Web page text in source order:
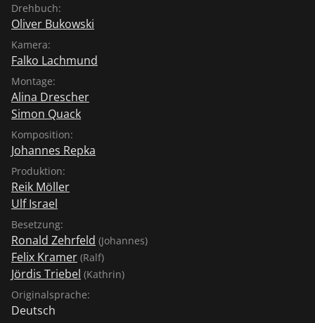
Drehbuch:
Oliver Bukowski
Kamera:
Falko Lachmund
Montage:
Alina Drescher
Simon Quack
Komposition:
Johannes Repka
Produktion:
Reik Möller
Ulf Israel
Besetzung:
Ronald Zehrfeld (Johannes)
Felix Kramer (Ralf)
Jördis Triebel (Kathrin)
Originalsprache:
Deutsch